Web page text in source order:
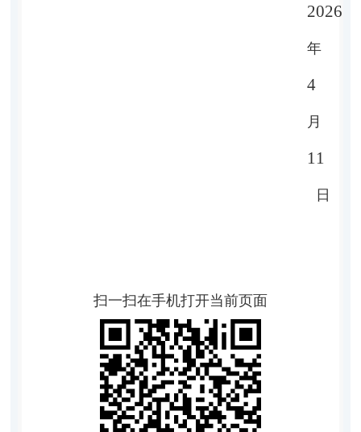
2026
年
4
月
11
日
扫一扫在手机打开当前页面